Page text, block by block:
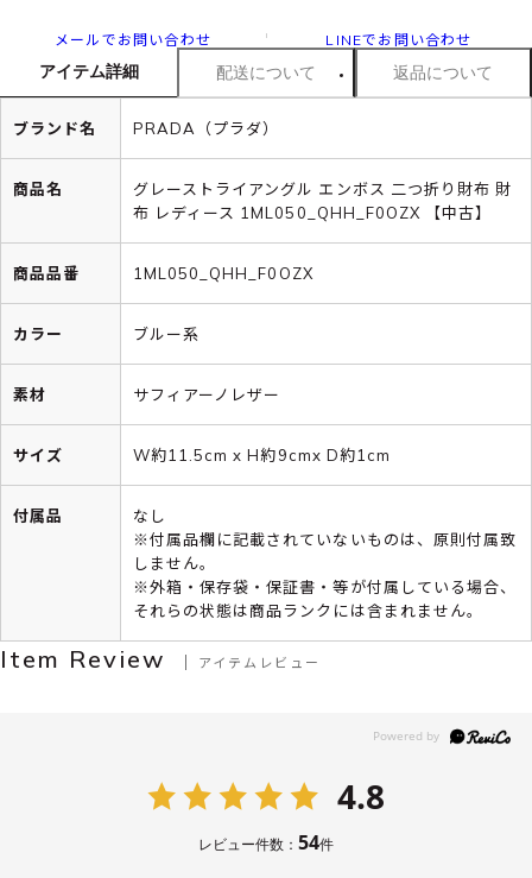
メールでお問い合わせ LINEでお問い合わせ
アイテム詳細 配送について 返品について
ブランド名 PRADA（プラダ）
商品名
グレーストライアングル エンボス 二つ折り財布 財
布 レディース 1ML050_QHH_F0OZX 【中古】
商品品番 1ML050_QHH_F0OZX
カラー ブルー系
素材 サフィアーノレザー
サイズ W約11.5cm x H約9cmx D約1cm
付属品
なし
※付属品欄に記載されていないものは、原則付属致
しません。
※外箱・保存袋・保証書・等が付属している場合、
それらの状態は商品ランクには含まれません。
Item Review アイテムレビュー
4.8
レビュー件数： 54件